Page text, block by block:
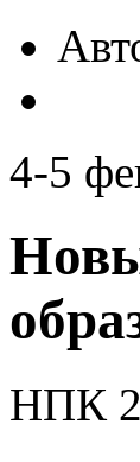
4-5
НПК